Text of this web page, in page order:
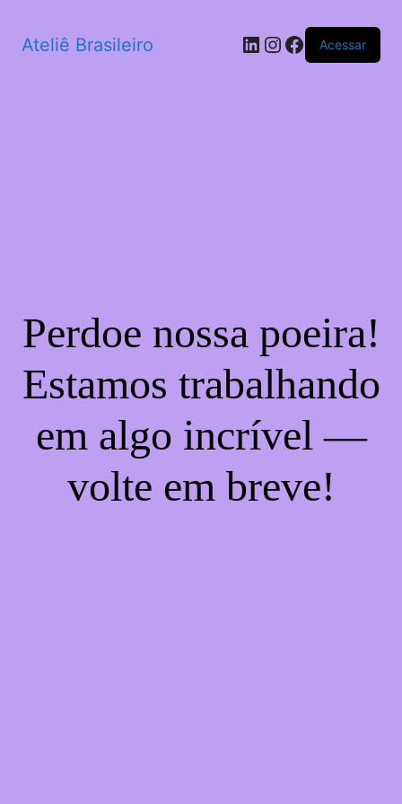
Ateliê Brasileiro LinkedIn
Instagram
Facebook
Acessar
Perdoe nossa poeira!
Estamos trabalhando
em algo incrível —
volte em breve!